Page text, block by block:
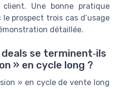
Une bonne pratique
prospect trois cas d’usage
détaillée.
se terminent‑ils
» en cycle long ?
» en cycle de vente long